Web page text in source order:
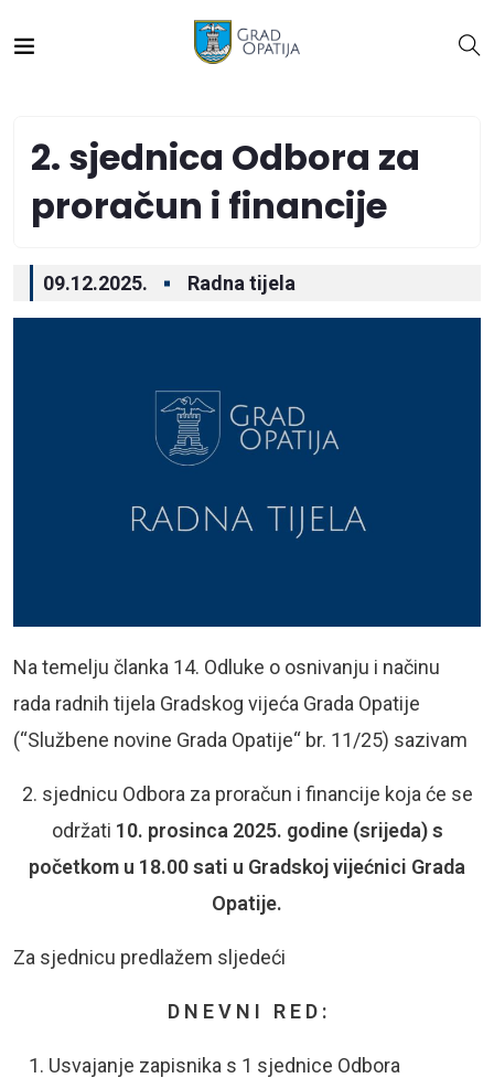
2. sjednica Odbora za
proračun i financije
09.12.2025. Radna tijela
Na temelju članka 14. Odluke o osnivanju i načinu
rada radnih tijela Gradskog vijeća Grada Opatije
(“Službene novine Grada Opatije“ br. 11/25) sazivam
2. sjednicu Odbora za proračun i financije koja će se
održati 10. prosinca 2025. godine (srijeda) s
početkom u 18.00 sati u Gradskoj vijećnici Grada
Opatije.
Za sjednicu predlažem sljedeći
D N E V N I R E D :
Usvajanje zapisnika s 1 sjednice Odbora